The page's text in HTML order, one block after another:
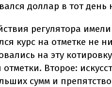
доллар в тот
регулятора
курс на отметке не
на эту
отметки. Второе:
сумм и